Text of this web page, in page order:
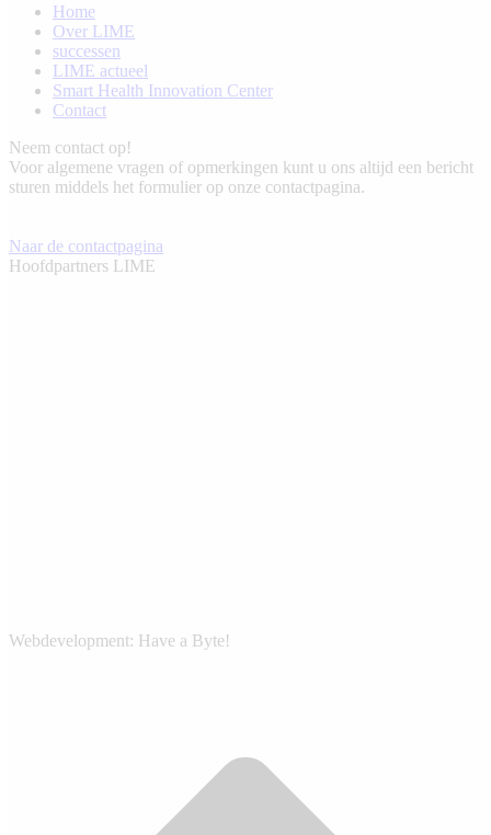
Home
Over LIME
successen
LIME actueel
Smart Health Innovation Center
Contact
Neem contact op!
Voor algemene vragen of opmerkingen kunt u ons altijd een bericht
sturen middels het formulier op onze contactpagina.
Naar de contactpagina
Hoofdpartners LIME
Webdevelopment: Have a Byte!